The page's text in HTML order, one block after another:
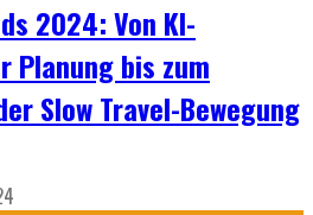
2024: Von KI-
Planung bis zum
Slow Travel-Bewegung